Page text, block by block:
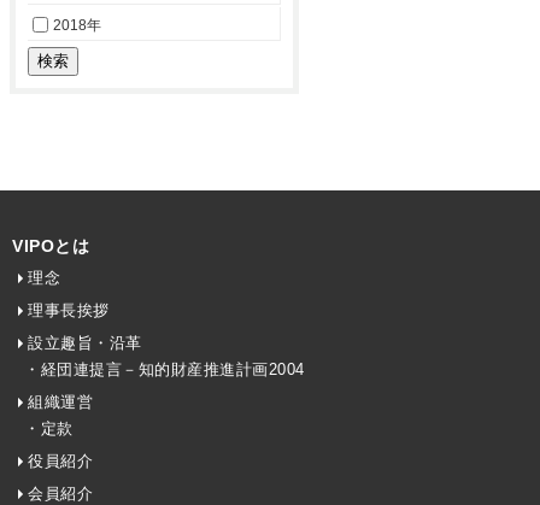
2018年
VIPOとは
理念
理事長挨拶
設立趣旨・沿革
・経団連提言－知的財産推進計画2004
組織運営
・定款
役員紹介
会員紹介